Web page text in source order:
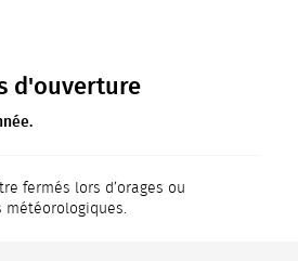
d'ouverture
fermés lors d’orages ou
météorologiques.